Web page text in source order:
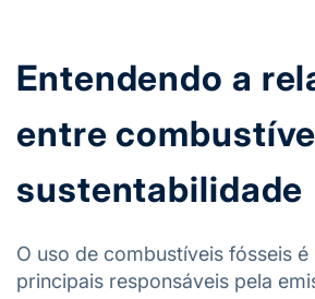
Entendendo a
entre
sustentabilidade
O uso de combustíveis fósseis é
principais responsáveis pela